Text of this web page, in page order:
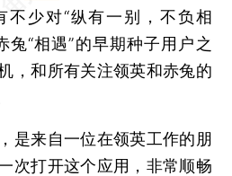
不少对“纵有一别，不负相
兔“相遇”的早期种子用户之
，和所有关注领英和赤兔的
来自一位在领英工作的朋
次打开这个应用，非常顺畅